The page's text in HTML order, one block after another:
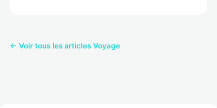
← Voir tous les articles Voyage